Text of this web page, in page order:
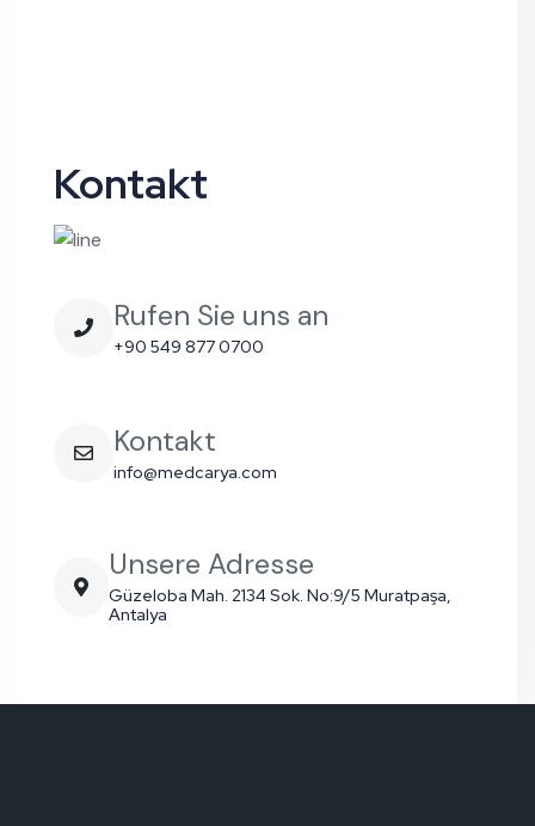
Kontakt
Rufen Sie uns an
+90 549 877 0700
Kontakt
info@medcarya.com
Unsere Adresse
Güzeloba Mah. 2134 Sok. No:9/5 Muratpaşa,
Antalya